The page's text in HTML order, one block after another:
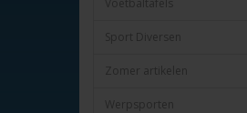
Voetbaltafels
Sport Diversen
Zomer artikelen
Werpsporten